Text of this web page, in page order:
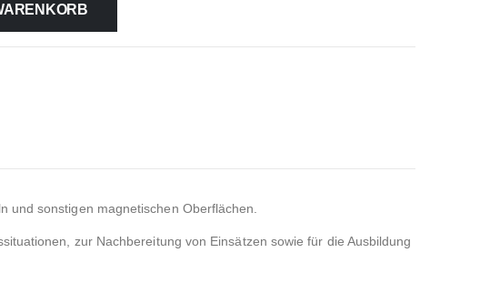
und sonstigen magnetischen Oberflächen.
zur Nachbereitung von Einsätzen sowie für die Ausbildung